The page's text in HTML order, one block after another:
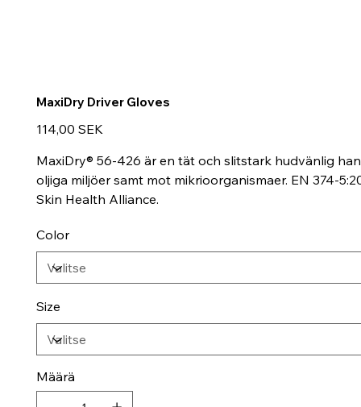
MaxiDry Driver Gloves
Hinta
114,00 SEK
MaxiDry® 56-426 är en tät och slitstark hudvänlig
oljiga miljöer samt mot mikrioorganismaer. EN 374-
Skin Health Alliance.
Color
Size
Määrä